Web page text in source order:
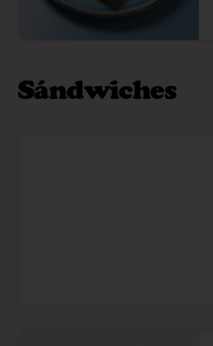
Sándwiches